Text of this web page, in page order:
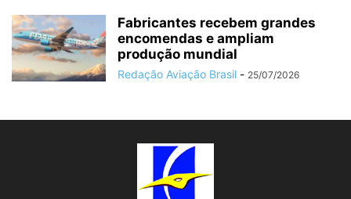
Fabricantes recebem grandes
encomendas e ampliam
produção mundial
Redação Aviação Brasil - 25/07/2026